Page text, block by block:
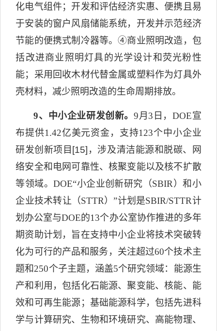
化电气组件；开发和评估经济实惠、便携且易
于安装的窗户风扇储能系统，开发并示范经济
节能的便携式制冷器等。④商业照明改造，包
括改进商业照明灯具的光学设计和荧光粉性
能；采用回收木材代替金属或塑料作为灯具外
壳材料，减少照明改造的生命周期排放。
9、中小企业研发创新。9月 3 日，DOE宣
布提供1.42亿美元资金，支持123个中小企业
研发创新项目 [15] ，涉及清洁能源和脱碳、网
络安全和电网可靠性、核聚变能以及核不扩散
等领域。DOE“小企业创新研究（SBIR ）和小
企业技术转让（STTR）”计划是SBIR/STTR计
划办公室与DOE的13个办公室协作推进的多年
期资助计划，旨在支持中小企业将技术突破转
化为可行的产品和服务，关注超过60个技术主
题和250个子主题，涵盖5个研究领域：能源生
产和利用，包括化石能源、聚变能、核能、能
效和可再生能源；基础能源科学，包括先进科
学与计算研究、生物和环境研究、高能物理、